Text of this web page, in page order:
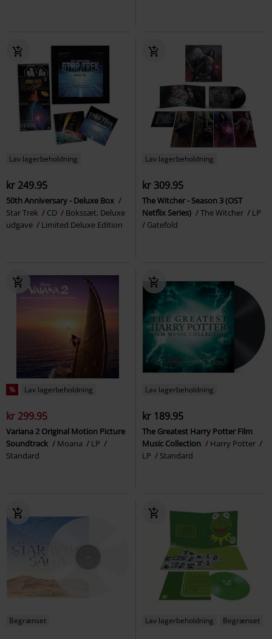
Lav lagerbeholdning
kr 249.95
50th Anniversary - Deluxe Box
Star Trek
CD
Bokssæt, Deluxe
udgave
Limited Deluxe Edition
Lav lagerbeholdning
kr 309.95
The Witcher - Season 3 (OST
Netflix Series)
The Witcher
LP
Gatefold
% Lav lagerbeholdning
kr 299.95
Variana 2 Original Motion Picture
Soundtrack
Moana
LP
Standard
Lav lagerbeholdning
kr 189.95
The Greatest Harry Potter Film
Music Collection
Harry Potter
LP
Standard
Begrænset Lav lagerbeholdning Begrænset